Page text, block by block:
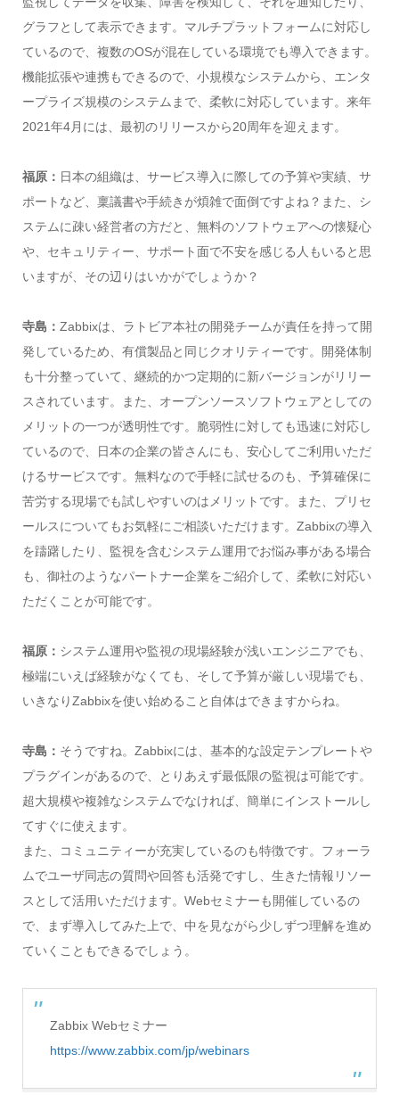
グラフとして表示できます。マルチプラットフォームに対応し
ているので、複数のOSが混在している環境でも導入できます。
機能拡張や連携もできるので、小規模なシステムから、エンタ
ープライズ規模のシステムまで、柔軟に対応しています。来年
2021年4月には、最初のリリースから20周年を迎えます。
福原： 日本の組織は、サービス導入に際しての予算や実績、サ
ポートなど、稟議書や手続きが煩雑で面倒ですよね？また、シ
ステムに疎い経営者の方だと、無料のソフトウェアへの懐疑心
や、セキュリティー、サポート面で不安を感じる人もいると思
いますが、その辺りはいかがでしょうか？
寺島： Zabbixは、ラトビア本社の開発チームが責任を持って開
発しているため、有償製品と同じクオリティーです。開発体制
も十分整っていて、継続的かつ定期的に新バージョンがリリー
スされています。また、オープンソースソフトウェアとしての
メリットの一つが透明性です。脆弱性に対しても迅速に対応し
ているので、日本の企業の皆さんにも、安心してご利用いただ
けるサービスです。無料なので手軽に試せるのも、予算確保に
苦労する現場でも試しやすいのはメリットです。また、プリセ
ールスについてもお気軽にご相談いただけます。Zabbixの導入
を躊躇したり、監視を含むシステム運用でお悩み事がある場合
も、御社のようなパートナー企業をご紹介して、柔軟に対応い
ただくことが可能です。
福原： システム運用や監視の現場経験が浅いエンジニアでも、
極端にいえば経験がなくても、そして予算が厳しい現場でも、
いきなりZabbixを使い始めること自体はできますからね。
寺島： そうですね。Zabbixには、基本的な設定テンプレートや
プラグインがあるので、とりあえず最低限の監視は可能です。
超大規模や複雑なシステムでなければ、簡単にインストールし
てすぐに使えます。
また、コミュニティーが充実しているのも特徴です。フォーラ
ムでユーザ同志の質問や回答も活発ですし、生きた情報リソー
スとして活用いただけます。Webセミナーも開催しているの
で、まず導入してみた上で、中を見ながら少しずつ理解を進め
ていくこともできるでしょう。
Zabbix Webセミナー
https://www.zabbix.com/jp/webinars